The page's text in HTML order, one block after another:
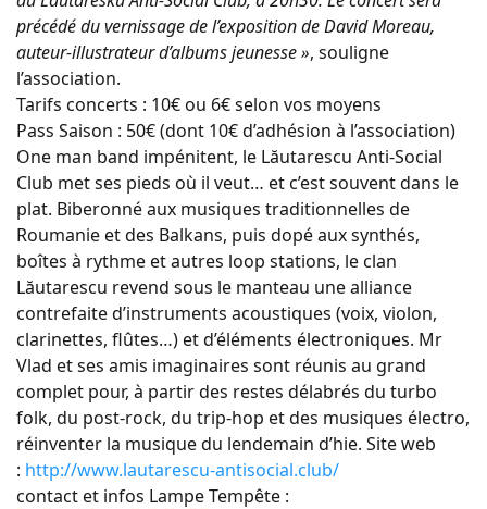
précédé du vernissage de l’exposition de David Moreau,
auteur-illustrateur d’albums jeunesse », souligne
l’association.
Tarifs concerts : 10€ ou 6€ selon vos moyens
Pass Saison : 50€ (dont 10€ d’adhésion à l’association)
One man band impénitent, le Lăutarescu Anti-Social
Club met ses pieds où il veut… et c’est souvent dans le
plat. Biberonné aux musiques traditionnelles de
Roumanie et des Balkans, puis dopé aux synthés,
boîtes à rythme et autres loop stations, le clan
Lăutarescu revend sous le manteau une alliance
contrefaite d’instruments acoustiques (voix, violon,
clarinettes, flûtes…) et d’éléments électroniques. Mr
Vlad et ses amis imaginaires sont réunis au grand
complet pour, à partir des restes délabrés du turbo
folk, du post-rock, du trip-hop et des musiques électro,
réinventer la musique du lendemain d’hie. Site web
: http://www.lautarescu-antisocial.club/
contact et infos Lampe Tempête :